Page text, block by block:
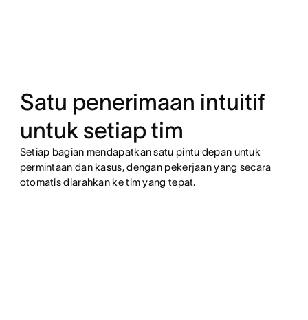
Satu penerimaan intuitif
untuk setiap tim
Setiap bagian mendapatkan satu pintu depan untuk
permintaan dan kasus, dengan pekerjaan yang secara
otomatis diarahkan ke tim yang tepat.